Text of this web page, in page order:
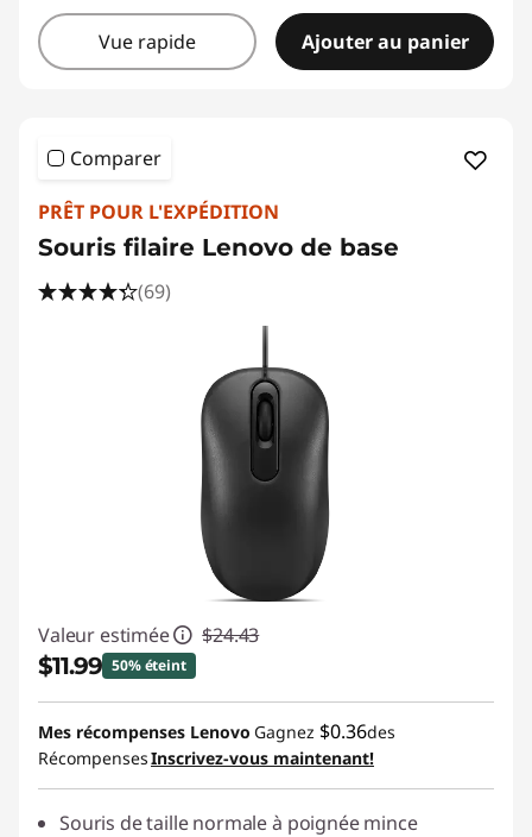
Vue rapide Ajouter au panier
Comparer
PRÊT POUR L'EXPÉDITION
Souris filaire Lenovo de base
(69)
Valeur estimée $24.43
$11.99 50% éteint
Économies instantanées :-$12.44
Mes récompenses Lenovo Gagnez $0.36des
RécompensesInscrivez-vous maintenant!
Souris de taille normale à poignée mince